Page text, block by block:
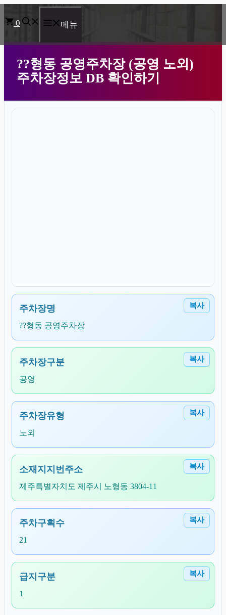
텐
0 메뉴
??형동 공영주차장 (공영 노외)
주차장정보 DB 확인하기
복사
주차장명
??형동 공영주차장
복사
주차장구분
공영
복사
주차장유형
노외
복사
소재지지번주소
제주특별자치도 제주시 노형동 3804-11
복사
주차구획수
21
복사
급지구분
1